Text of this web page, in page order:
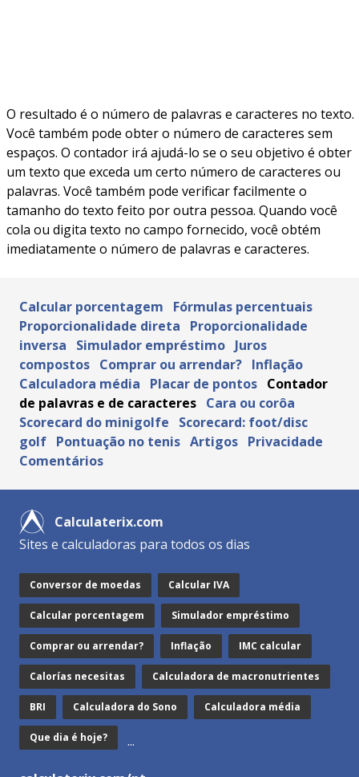
O resultado é o número de palavras e caracteres no texto.
Você também pode obter o número de caracteres sem
espaços. O contador irá ajudá-lo se o seu objetivo é obter
um texto que exceda um certo número de caracteres ou
palavras. Você também pode verificar facilmente o
tamanho do texto feito por outra pessoa. Quando você
cola ou digita texto no campo fornecido, você obtém
imediatamente o número de palavras e caracteres.
Calcular porcentagem
Fórmulas percentuais
Proporcionalidade direta
Proporcionalidade
inversa
Simulador empréstimo Juros
compostos Comprar ou arrendar? Inflação
Calculadora média
Placar de pontos Contador
de palavras e de caracteres Cara ou corôa
Scorecard do minigolfe
Scorecard: foot/disc
golf Pontuação no tenis Artigos Privacidade
Comentários
Calculaterix.com
Sites e calculadoras para todos os dias
Conversor de moedas Calcular IVA
Calcular porcentagem Simulador empréstimo
Comprar ou arrendar? Inflação IMC calcular
Calorías necesitas Calculadora de macronutrientes
BRI Calculadora do Sono Calculadora média
Que dia é hoje? ...